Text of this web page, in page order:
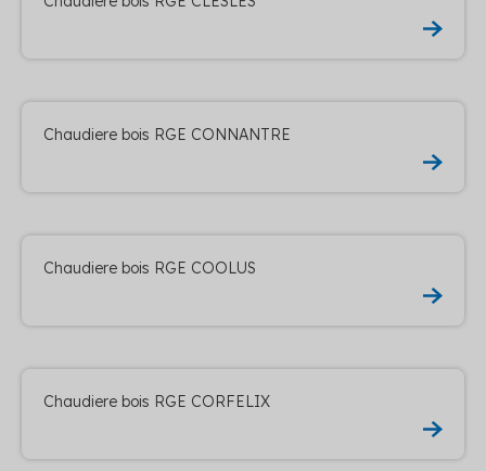
Chaudiere bois RGE CONNANTRE
Chaudiere bois RGE COOLUS
Chaudiere bois RGE CORFELIX